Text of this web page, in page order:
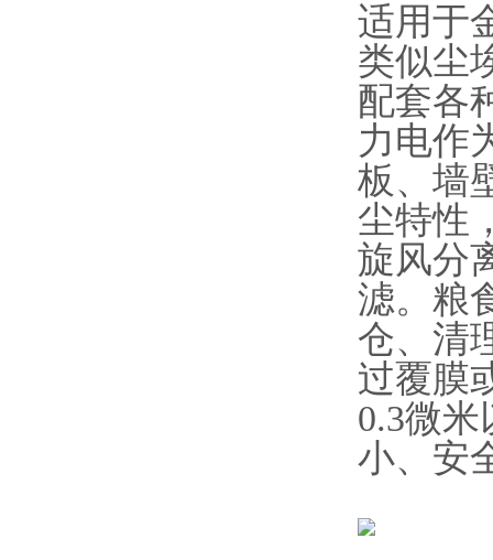
适用于
类似尘
配套各
力电作
板、墙
尘特性
旋风分
滤。粮
仓、清
过覆膜
0.3微
小、安